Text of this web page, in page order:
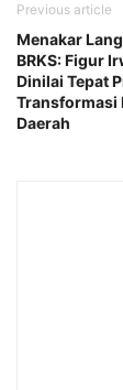
Previous article
Menakar
BRKS: Figur
Dinilai Tepat
Transformasi
Daerah